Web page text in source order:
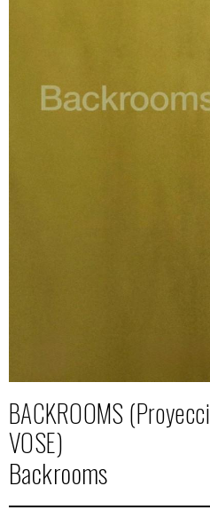
BACKROOMS
VOSE)
Backrooms